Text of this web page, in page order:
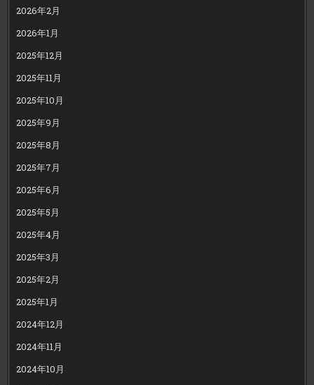
2026年2月
2026年1月
2025年12月
2025年11月
2025年10月
2025年9月
2025年8月
2025年7月
2025年6月
2025年5月
2025年4月
2025年3月
2025年2月
2025年1月
2024年12月
2024年11月
2024年10月